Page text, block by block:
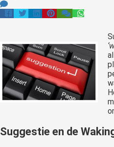
Suggestie en de